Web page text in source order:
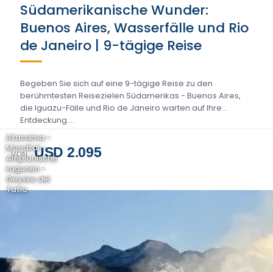
Südamerikanische Wunder:
Buenos Aires, Wasserfälle und Rio
de Janeiro | 9-tägige Reise
Begeben Sie sich auf eine 9-tägige Reise zu den
berühmtesten Reisezielen Südamerikas - Buenos Aires,
die Iguazu-Fälle und Rio de Janeiro warten auf Ihre
Entdeckung....
VON USD 2.095
Atacama -
Mondtal -
Altiplanische
Lagunen -
Geysire del
Tatio